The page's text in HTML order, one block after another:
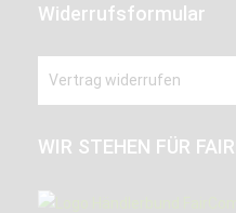
Widerrufsformular
Vertrag widerrufen
WIR STEHEN FÜR